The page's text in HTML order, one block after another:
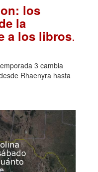
los
la
a los libros.
3 cambia
Rhaenyra hasta